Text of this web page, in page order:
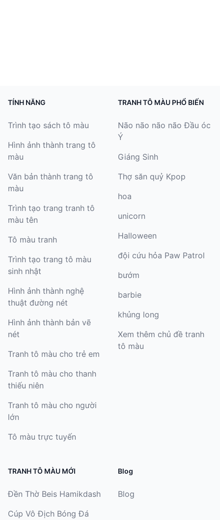
TÍNH NĂNG
Trình tạo sách tô màu
Hình ảnh thành trang tô
màu
Văn bản thành trang tô
màu
Trình tạo trang tranh tô
màu tên
Tô màu tranh
Trình tạo trang tô màu
sinh nhật
Hình ảnh thành nghệ
thuật đường nét
Hình ảnh thành bản vẽ
nét
Tranh tô màu cho trẻ em
Tranh tô màu cho thanh
thiếu niên
Tranh tô màu cho người
lớn
Tô màu trực tuyến
TRANH TÔ MÀU PHỔ BIẾN
Não não não não Đầu óc
Ý
Giáng Sinh
Thợ săn quỷ Kpop
hoa
unicorn
Halloween
đội cứu hỏa Paw Patrol
bướm
barbie
khủng long
Xem thêm chủ đề tranh
tô màu
TRANH TÔ MÀU MỚI
Đền Thờ Beis Hamikdash
Cúp Vô Địch Bóng Đá
Blog
Blog